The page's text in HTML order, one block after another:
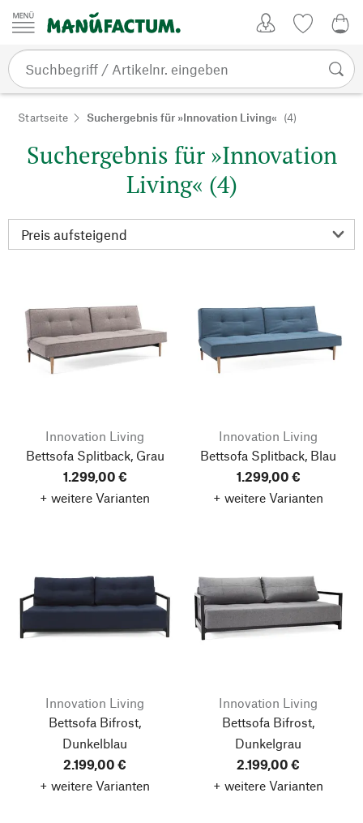
Zum Inhalt springen
Startseite Suchergebnis für »Innovation Living« (4)
Suchergebnis für »Innovation
Living« (4)
Innovation Living
Bettsofa Splitback, Grau
1.299,00 €
+ weitere Varianten
Innovation Living
Bettsofa Splitback, Blau
1.299,00 €
+ weitere Varianten
Innovation Living
Bettsofa Bifrost,
Dunkelblau
2.199,00 €
+ weitere Varianten
Innovation Living
Bettsofa Bifrost,
Dunkelgrau
2.199,00 €
+ weitere Varianten